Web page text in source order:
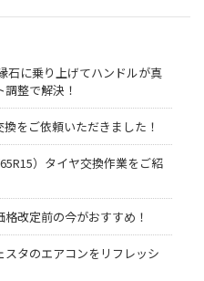
石に乗り上げてハンドルが真
整で解決！
をご依頼いただきました！
）タイヤ交換作業をご紹
改定前の今がおすすめ！
スタのエアコンをリフレッシ